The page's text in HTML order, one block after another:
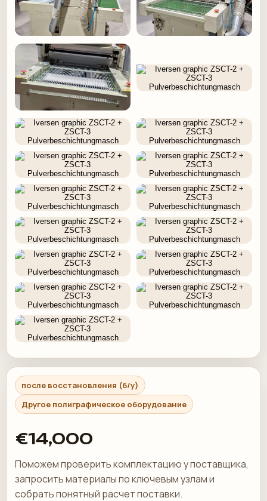
после восстановления (б/у)
Другое полиграфическое оборудование
€14,000
Поможем проверить комплектацию у поставщика,
запросить материалы по ключевым узлам и
собрать понятный расчет поставки.